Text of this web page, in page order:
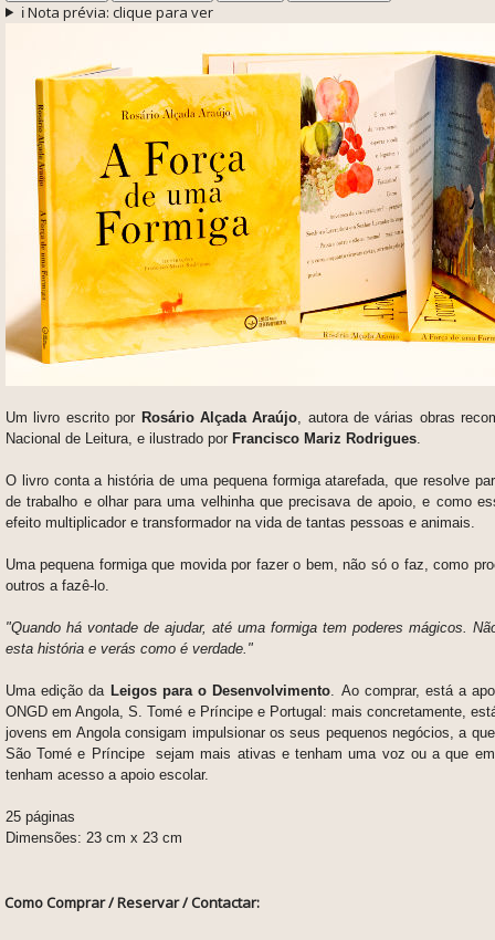
ℹ️ Nota prévia: clique para ver
Um livro escrito por Rosário Alçada Araújo , autora de várias obras
Nacional de Leitura, e ilustrado por Francisco Mariz Rodrigues
O livro conta a história de uma pequena formiga atarefada, que resolve
de trabalho e olhar para uma velhinha que precisava de apoio, e como
efeito multiplicador e transformador na vida de tantas pessoas e animais.
Uma pequena formiga que movida por fazer o bem, não só o faz, como
outros a fazê-lo.
"Quando há vontade de ajudar, até uma formiga tem poderes mágicos.
esta história e verás como é verdade."
Uma edição da Leigos para o Desenvolvimento
Ao comprar, está a
ONGD em Angola, S. Tomé e Príncipe e Portugal: mais concretamente,
jovens em Angola consigam impulsionar os seus pequenos negócios, a
São Tomé e Príncipe sejam mais ativas e tenham uma voz ou a que
tenham acesso a apoio escolar.
25 páginas
Dimensões: 23 cm x 23 cm
Como Comprar / Reservar / Contactar: